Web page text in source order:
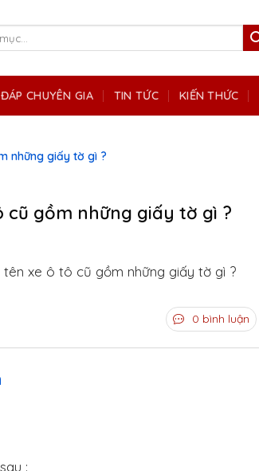
CHUYÊN GIA TIN TỨC KIẾN THỨC
những giấy tờ gì ?
cũ gồm những giấy tờ gì ?
xe ô tô cũ gồm những giấy tờ gì ?
0 bình luận
: